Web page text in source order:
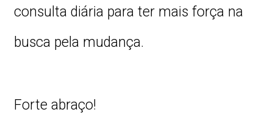
consulta diária para ter mais força na
busca pela mudança.
Forte abraço!